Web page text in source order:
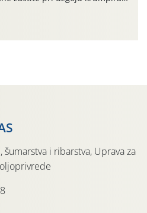
kraj naselja Belica (ARKOD
dio Međimurske županije).
i ribarstva, Uprava za